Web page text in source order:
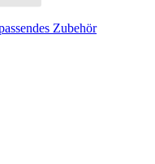
Zubehör